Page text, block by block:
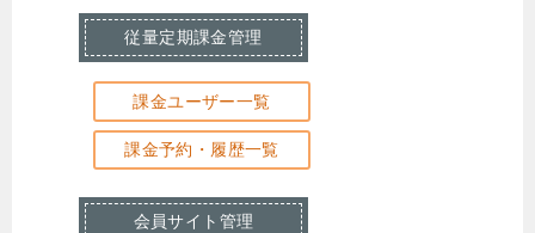
従量定期課金管理
課金ユーザー一覧
課金予約・履歴一覧
会員サイト管理